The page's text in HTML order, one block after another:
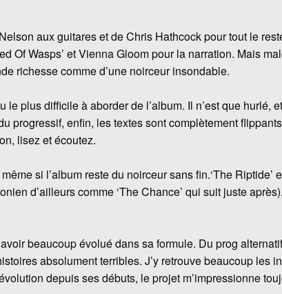
aux guitares et de Chris Hathcock pour tout le
Of Wasps’ et Vienna Gloom pour la narration. Mais
richesse comme d’une noirceur insondable.
le plus difficile à aborder de l’album. Il n’est que hurlé,
progressif, enfin, les textes sont complètement
lisez et écoutez.
si l’album reste du noirceur sans fin.‘The Riptide’
d’ailleurs comme ‘The Chance’ qui suit juste
beaucoup évolué dans sa formule. Du prog
absolument terribles. J’y retrouve beaucoup les
depuis ses débuts, le projet m’impressionne